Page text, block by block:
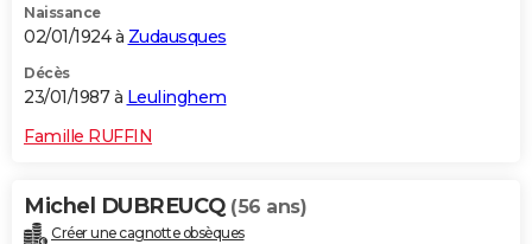
Naissance
02/01/1924 à Zudausques
Décès
23/01/1987 à Leulinghem
Famille RUFFIN
Michel DUBREUCQ (56 ans)
Créer une cagnotte obsèques